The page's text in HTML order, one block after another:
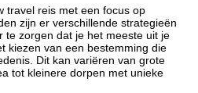
travel reis met een focus op
zijn er verschillende strategieën
te zorgen dat je het meeste uit je
kiezen van een bestemming die
Dit kan variëren van grote
tot kleinere dorpen met unieke